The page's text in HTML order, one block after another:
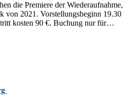
die Pre­mie­re der Wie­der­auf­nah­me,
von 2021. Vor­stel­lungs­be­ginn 19.30
kos­ten 90 €. Bu­chung nur für…